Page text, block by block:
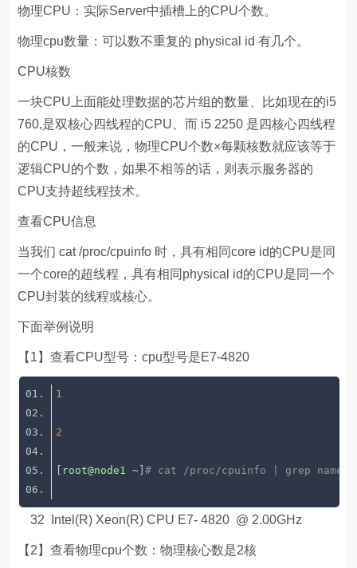
物理CPU：实际Server中插槽上的CPU个数。
物理cpu数量：可以数不重复的 physical id 有几个。
CPU核数
一块CPU上面能处理数据的芯片组的数量、比如现在的i5
760,是双核心四线程的CPU、而 i5 2250 是四核心四线程
的CPU，一般来说，物理CPU个数×每颗核数就应该等于
逻辑CPU的个数，如果不相等的话，则表示服务器的
CPU支持超线程技术。
查看CPU信息
当我们 cat /proc/cpuinfo 时，具有相同core id的CPU是同
一个core的超线程，具有相同physical id的CPU是同一个
CPU封装的线程或核心。
下面举例说明
【1】查看CPU型号：cpu型号是E7-4820
1
2
root@node1 ~ ]# cat /proc/cpuinfo | grep
32 Intel(R) Xeon(R) CPU E7- 4820 @ 2.00GHz
【2】查看物理cpu个数：物理核心数是2核